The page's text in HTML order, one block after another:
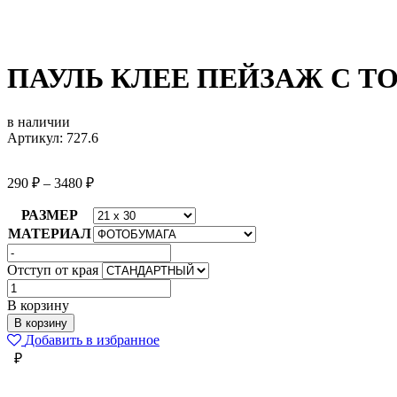
ПАУЛЬ КЛЕЕ ПЕЙЗАЖ С
в наличии
Артикул: 727.6
290 ₽ – 3480 ₽
РАЗМЕР
МАТЕРИАЛ
Отступ от края
Количество
товара
ПАУЛЬ
КЛЕЕ
ПЕЙЗАЖ
С
В корзину
В корзину
Добавить в избранное
₽